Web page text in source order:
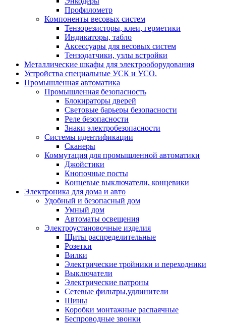
Профилометр
Компоненты весовых систем
Тензорезисторы, клеи, герметики
Индикаторы, табло
Аксессуары для весовых систем
Тензодатчики, узлы встройки
Металлические шкафы для электрооборудования
Устройства специальные УСК и УСО.
Промышленная автоматика
Промышленная безопасность
Блокираторы дверей
Световые барьеры безопасности
Реле безопасности
Знаки электробезопасности
Системы идентификации
Сканеры
Коммутация для промышленной автоматики
Джойстики
Кнопочные посты
Концевые выключатели, концевики
Электроника для дома и авто
Удобный и безопасный дом
Умный дом
Автоматы освещения
Электроустановочные изделия
Щиты распределительные
Розетки
Вилки
Электрические тройники и переходники
Выключатели
Электрические патроны
Сетевые фильтры,удлинители
Шины
Коробки монтажные распаячные
Беспроводные звонки